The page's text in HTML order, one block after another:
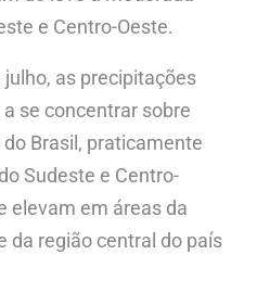
e Centro-Oeste.
julho, as precipitações
se concentrar sobre
Brasil, praticamente
Sudeste e Centro-
elevam em áreas da
da região central do país